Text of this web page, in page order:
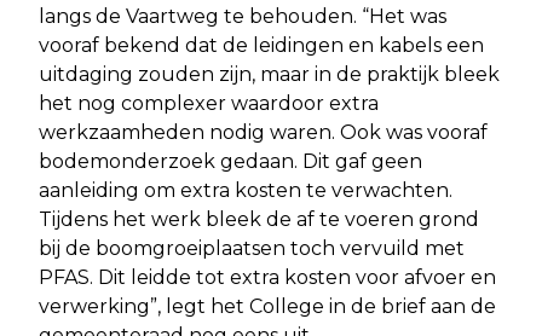
langs de Vaartweg te behouden. “Het was
vooraf bekend dat de leidingen en kabels een
uitdaging zouden zijn, maar in de praktijk bleek
het nog complexer waardoor extra
werkzaamheden nodig waren. Ook was vooraf
bodemonderzoek gedaan. Dit gaf geen
aanleiding om extra kosten te verwachten.
Tijdens het werk bleek de af te voeren grond
bij de boomgroeiplaatsen toch vervuild met
PFAS. Dit leidde tot extra kosten voor afvoer en
verwerking”, legt het College in de brief aan de